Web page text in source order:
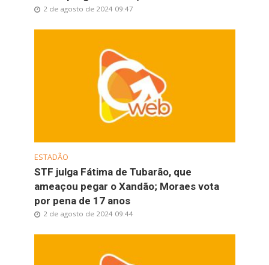
2 de agosto de 2024 09:47
ESTADÃO
STF julga Fátima de Tubarão, que
ameaçou pegar o Xandão; Moraes vota
por pena de 17 anos
2 de agosto de 2024 09:44